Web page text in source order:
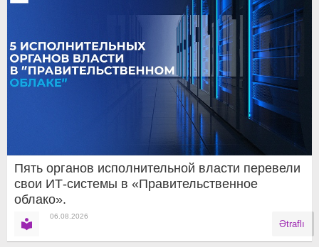
Пять органов исполнительной власти перевели
свои ИТ-системы в «Правительственное
облако».
06.08.2026
Ətraflı